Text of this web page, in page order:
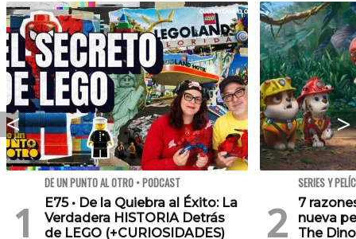
DE UN PUNTO AL OTRO • PODCAST
E75 • De la Quiebra al Éxito: La
Verdadera HISTORIA Detrás
de LEGO (+CURIOSIDADES)
SERIES Y
7
nueva
The